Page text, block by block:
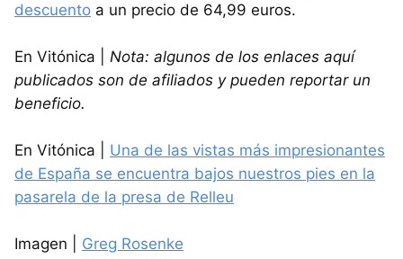
descuento a un precio de 64,99 euros.
En Vitónica | Nota: algunos de los enlaces aquí
publicados son de afiliados y pueden reportar un
beneficio.
En Vitónica | Una de las vistas más impresionantes
de España se encuentra bajos nuestros pies en la
pasarela de la presa de Relleu
Imagen | Greg Rosenke